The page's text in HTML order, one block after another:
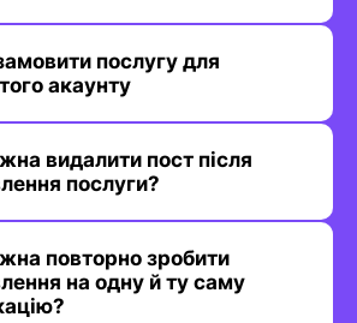
послугу для
акаунту
видалити пост після
послуги?
повторно зробити
на одну й ту саму